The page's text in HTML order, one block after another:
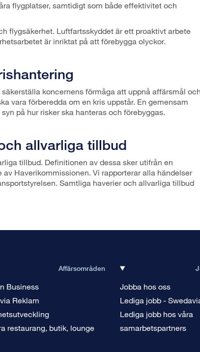
flygplatser, samtidigt som både effektivitet och
flygsäkerhet. Luftfartsskyddet är ett proaktivt arbete
är inriktat på att förebygga olyckor.
koncernens förmåga att uppnå affärsmål och
vara förberedda om en kris uppstår. En gemensam
på hur risker ska hanteras och förebyggas.
allvarliga tillbud
tillbud. Definitionen av dessa sker utifrån en
Haverikommissionen. Vi rapporterar alla händelser
Samtliga haverier och allvarliga tillbud
Affärsområden
Business
Reklam
restaurang, butik, lounge
Jobba hos oss
Lediga jobb -
Lediga jobb hos våra
samarbetspartners